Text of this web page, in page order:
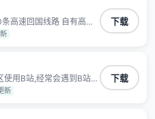
视频,在国外也能畅快追
高速回国线路 自有高速
供高速线路 应用内直达
式 App互不干扰 不间断的
取和监听
下载
用B站,经常会遇到B站地
顿等问题,使用我们的哔
决各类网络问题,一键网络
新
下载